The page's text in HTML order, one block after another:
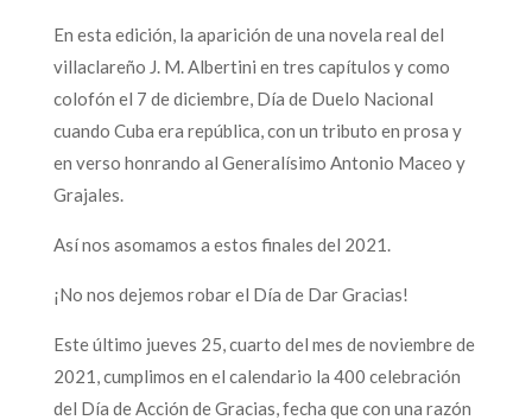
En esta edición, la aparición de una novela real del
villaclareño J. M. Albertini en tres capítulos y como
colofón el 7 de diciembre, Día de Duelo Nacional
cuando Cuba era república, con un tributo en prosa y
en verso honrando al Generalísimo Antonio Maceo y
Grajales.
Así nos asomamos a estos finales del 2021.
¡No nos dejemos robar el Día de Dar Gracias!
Este último jueves 25, cuarto del mes de noviembre de
2021, cumplimos en el calendario la 400 celebración
del Día de Acción de Gracias, fecha que con una razón